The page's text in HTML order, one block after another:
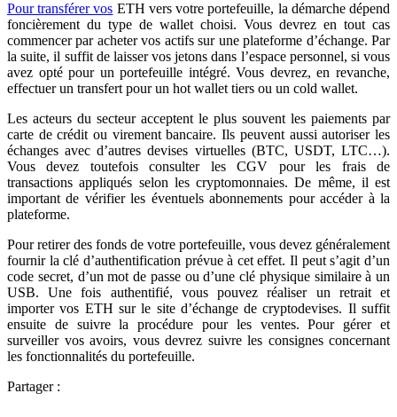
Pour transférer vos ETH vers votre portefeuille, la démarche dépend
foncièrement du type de wallet choisi. Vous devrez en tout cas
commencer par acheter vos actifs sur une plateforme d’échange. Par
la suite, il suffit de laisser vos jetons dans l’espace personnel, si vous
avez opté pour un portefeuille intégré. Vous devrez, en revanche,
effectuer un transfert pour un hot wallet tiers ou un cold wallet.
Les acteurs du secteur acceptent le plus souvent les paiements par
carte de crédit ou virement bancaire. Ils peuvent aussi autoriser les
échanges avec d’autres devises virtuelles (BTC, USDT, LTC…).
Vous devez toutefois consulter les CGV pour les frais de
transactions appliqués selon les cryptomonnaies. De même, il est
important de vérifier les éventuels abonnements pour accéder à la
plateforme.
Pour retirer des fonds de votre portefeuille, vous devez généralement
fournir la clé d’authentification prévue à cet effet. Il peut s’agit d’un
code secret, d’un mot de passe ou d’une clé physique similaire à un
USB. Une fois authentifié, vous pouvez réaliser un retrait et
importer vos ETH sur le site d’échange de cryptodevises. Il suffit
ensuite de suivre la procédure pour les ventes. Pour gérer et
surveiller vos avoirs, vous devrez suivre les consignes concernant
les fonctionnalités du portefeuille.
Partager :